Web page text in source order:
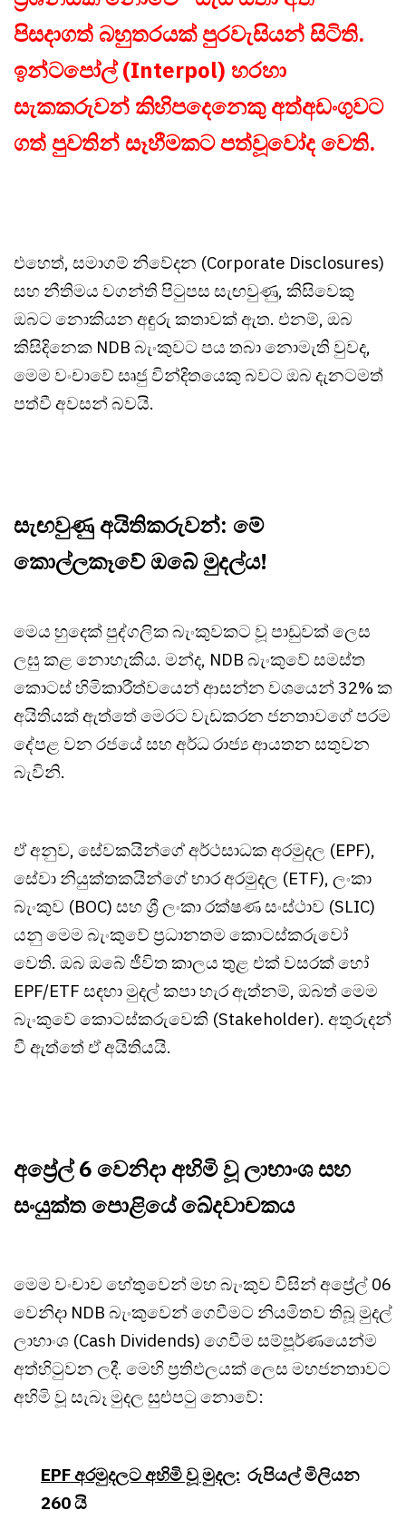
පිසදාගත් බහුතරයක් පුරවැසියන් සිටිති.
ඉන්ටපෝල් (Interpol) හරහා
සැකකරුවන් කිහිපදෙනෙකු අත්අඩංගුවට
ගත් පුවතින් සෑහීමකට පත්වූවෝද වෙති.
එහෙත්, සමාගම් නිවේදන (Corporate Disclosures)
සහ නීතිමය වගන්ති පිටුපස සැඟවුණු, කිසිවෙකු
ඔබට නොකියන අඳුරු කතාවක් ඇත. එනම්, ඔබ
කිසිදිනෙක NDB බැංකුවට පය තබා නොමැති වුවද,
මෙම වංචාවේ සෘජු වින්දිතයෙකු බවට ඔබ දැනටමත්
පත්වී අවසන් බවයි.
සැඟවුණු අයිතිකරුවන්: මේ
කොල්ලකෑවේ ඔබේ මුදල්ය!
මෙය හුදෙක් පුද්ගලික බැංකුවකට වූ පාඩුවක් ලෙස
ලඝු කළ නොහැකිය. මන්ද, NDB බැංකුවේ සමස්ත
කොටස් හිමිකාරීත්වයෙන් ආසන්න වශයෙන් 32% ක
අයිතියක් ඇත්තේ මෙරට වැඩකරන ජනතාවගේ පරම
දේපළ වන රජයේ සහ අර්ධ රාජ්‍ය ආයතන සතුවන
බැවිනි.
ඒ අනුව, සේවකයින්ගේ අර්ථසාධක අරමුදල (EPF),
සේවා නියුක්තකයින්ගේ භාර අරමුදල (ETF), ලංකා
බැංකුව (BOC) සහ ශ්‍රී ලංකා රක්ෂණ සංස්ථාව (SLIC)
යනු මෙම බැංකුවේ ප්‍රධානතම කොටස්කරුවෝ
වෙති. ඔබ ඔබේ ජීවිත කාලය තුළ එක් වසරක් හෝ
EPF/ETF සඳහා මුදල් කපා හැර ඇත්නම්, ඔබත් මෙම
බැංකුවේ කොටස්කරුවෙකි (Stakeholder). අතුරුදන්
වී ඇත්තේ ඒ අයිතියයි.
අප්‍රේල් 6 වෙනිදා අහිමි වූ ලාභාංශ සහ
සංයුක්ත පොළියේ ඛේදවාචකය
මෙම වංචාව හේතුවෙන් මහ බැංකුව විසින් අප්‍රේල් 06
වෙනිදා NDB බැංකුවෙන් ගෙවීමට නියමිතව තිබූ මුදල්
ලාභාංශ (Cash Dividends) ගෙවීම සම්පූර්ණයෙන්ම
අත්හිටුවන ලදී. මෙහි ප්‍රතිඵලයක් ලෙස මහජනතාවට
අහිමි වූ සැබෑ මුදල සුළුපටු නොවේ:
EPF අරමුදලට අහිමි වූ මුදල: රුපියල් මිලියන
260 යි